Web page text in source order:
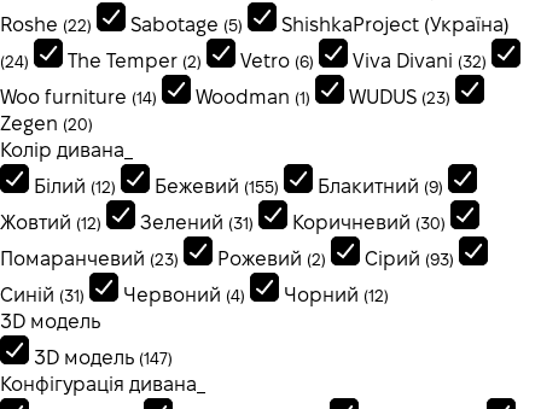
Roshe (22) Sabotage (5) ShishkaProject (Україна)
(24) The Temper (2) Vetro (6) Viva Divani (32)
Woo furniture (14) Woodman (1) WUDUS (23)
Zegen (20)
Колір дивана_
Білий (12) Бежевий (155) Блакитний (9)
Жовтий (12) Зелений (31) Коричневий (30)
Помаранчевий (23) Рожевий (2) Сірий (93)
Синій (31) Червоний (4) Чорний (12)
3D модель
3D модель (147)
Конфігурація дивана_